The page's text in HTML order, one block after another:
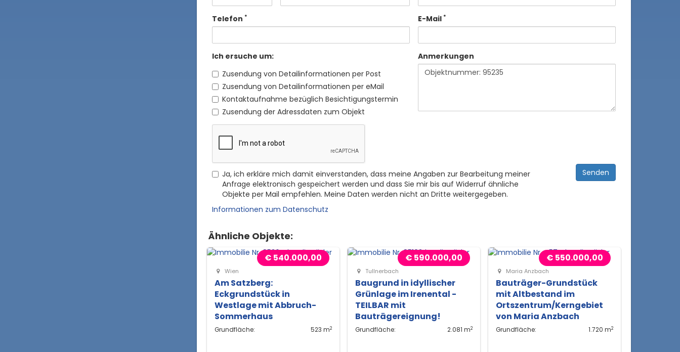
Telefon * E-Mail *
Ich ersuche um:
Zusendung von Detailinformationen per Post
Zusendung von Detailinformationen per eMail
Kontaktaufnahme bezüglich Besichtigungstermin
Zusendung der Adressdaten zum Objekt
Anmerkungen
Ja, ich erkläre mich damit einverstanden, dass meine Angaben zur Bearbeitung meiner
Anfrage elektronisch gespeichert werden und dass Sie mir bis auf Widerruf ähnliche
Objekte per Mail empfehlen. Meine Daten werden nicht an Dritte weitergegeben.
Informationen zum Datenschutz
Ähnliche Objekte:
€ 540.000,00
Wien
Am Satzberg:
Eckgrundstück in
Westlage mit Abbruch-
Sommerhaus
Grundfläche: 523 m2
€ 590.000,00
Tullnerbach
Baugrund in idyllischer
Grünlage im Irenental -
TEILBAR mit
Bauträgereignung!
Grundfläche: 2.081 m2
€ 550.000,00
Maria Anzbach
Bauträger-Grundstück
mit Altbestand im
Ortszentrum/Kerngebiet
von Maria Anzbach
Grundfläche: 1.720 m2